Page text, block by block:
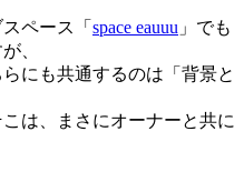
ペース「 space eauuu 」でも
、
にも共通するのは「背景と
は、まさにオーナーと共に